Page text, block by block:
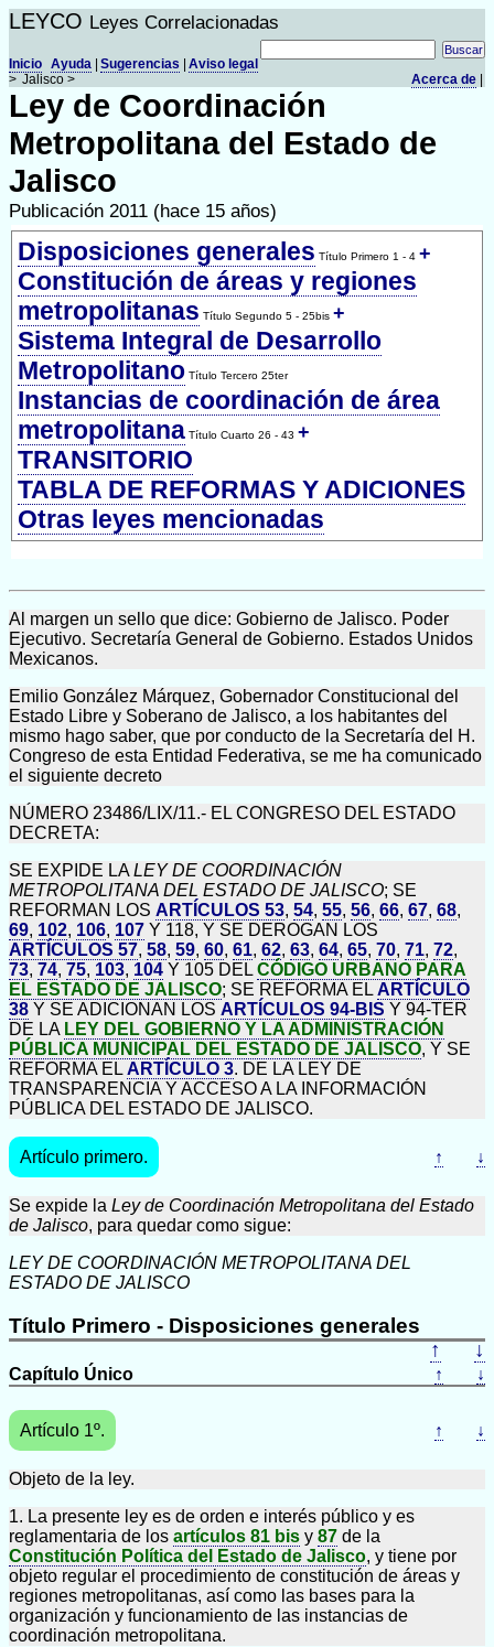
LEYCO Leyes Correlacionadas
Aviso legal
Sugerencias
Ayuda
Acerca de
Inicio
> Jalisco >
Ley de Coordinación
Metropolitana del Estado de
Jalisco
Publicación 2011 (hace 15 años)
Disposiciones generales Título Primero 1 - 4 +
Constitución de áreas y regiones
metropolitanas Título Segundo 5 - 25bis +
Sistema Integral de Desarrollo
Metropolitano Título Tercero 25ter
Instancias de coordinación de área
metropolitana Título Cuarto 26 - 43 +
TRANSITORIO
TABLA DE REFORMAS Y ADICIONES
Otras leyes mencionadas
Al margen un sello que dice: Gobierno de Jalisco. Poder
Ejecutivo. Secretaría General de Gobierno. Estados Unidos
Mexicanos.
Emilio González Márquez, Gobernador Constitucional del
Estado Libre y Soberano de Jalisco, a los habitantes del
mismo hago saber, que por conducto de la Secretaría del H.
Congreso de esta Entidad Federativa, se me ha comunicado
el siguiente decreto
NÚMERO 23486/LIX/11.- EL CONGRESO DEL ESTADO
DECRETA:
SE EXPIDE LALEY DE COORDINACIÓN
METROPOLITANA DEL ESTADO DE JALISCO; SE
REFORMAN LOS ARTÍCULOS 53, 54, 55, 56, 66, 67, 68,
69, 102, 106, 107 Y 118, Y SE DEROGAN LOS
ARTÍCULOS 57, 58, 59, 60, 61, 62, 63, 64, 65, 70, 71, 72,
73, 74, 75, 103, 104 Y 105 DEL CÓDIGO URBANO PARA
EL ESTADO DE JALISCO; SE REFORMA EL ARTÍCULO
38 Y SE ADICIONAN LOS ARTÍCULOS 94-BIS Y 94-TER
DE LA LEY DEL GOBIERNO Y LA ADMINISTRACIÓN
PÚBLICA MUNICIPAL DEL ESTADO DE JALISCO, Y SE
REFORMA EL ARTÍCULO 3. DE LA LEY DE
TRANSPARENCIA Y ACCESO A LA INFORMACIÓN
PÚBLICA DEL ESTADO DE JALISCO.
Artículo primero. ↑ ↓
Se expide la Ley de Coordinación Metropolitana del Estado
de Jalisco, para quedar como sigue:
LEY DE COORDINACIÓN METROPOLITANA DEL
ESTADO DE JALISCO
Título Primero - Disposiciones generales
↑
↓
Capítulo Único ↑ ↓
Artículo 1º. ↑ ↓
Objeto de la ley.
1. La presente ley es de orden e interés público y es
reglamentaria de los artículos 81 bis y 87 de la
Constitución Política del Estado de Jalisco, y tiene por
objeto regular el procedimiento de constitución de áreas y
regiones metropolitanas, así como las bases para la
organización y funcionamiento de las instancias de
coordinación metropolitana.